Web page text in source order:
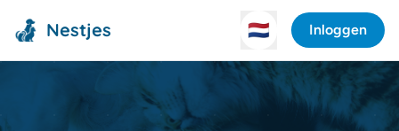
Nestjes 🇳🇱 Inloggen